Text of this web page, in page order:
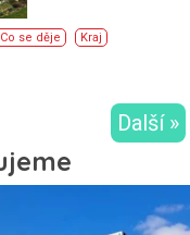
Co se děje Kraj
Další »